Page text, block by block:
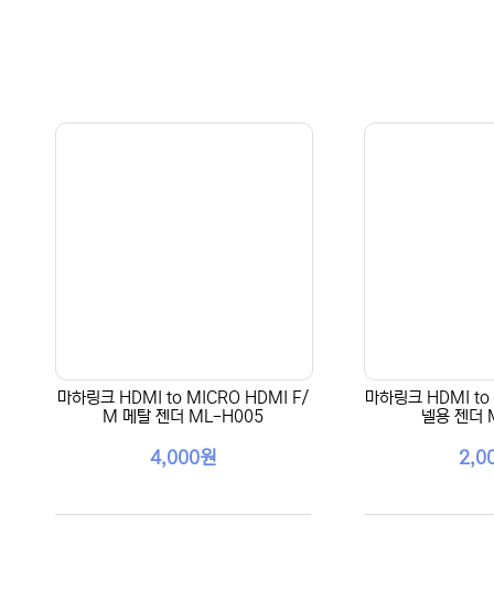
마하링크 HDMI to MICRO HDMI F/
M 메탈 젠더 ML-H005
4,000원
마하링크 HDMI
넬용 젠